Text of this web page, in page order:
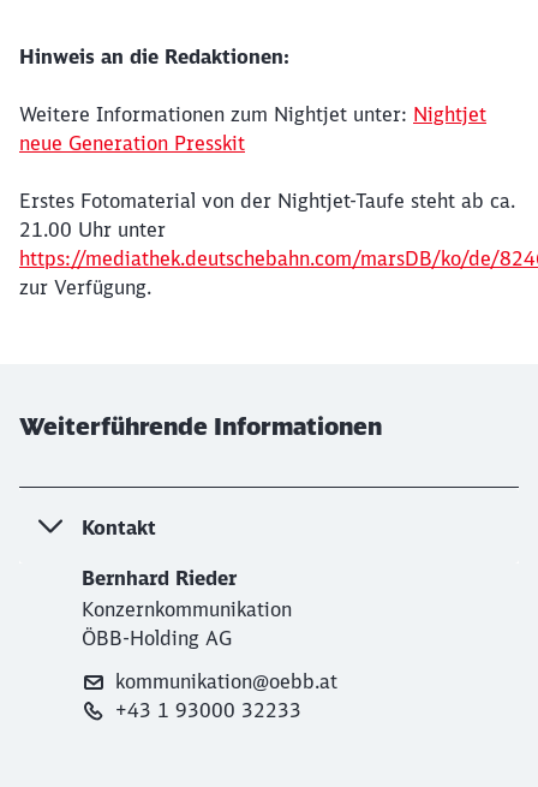
Hinweis an die Redaktionen:
Weitere Informationen zum Nightjet unter: Nightjet
neue Generation Presskit
Erstes Fotomaterial von der Nightjet-Taufe steht ab ca.
21.00 Uhr unter
https://mediathek.deutschebahn.com/marsDB/ko/de/
zur Verfügung.
Weiterführende Informationen
Kontakt
Bernhard Rieder
Konzernkommunikation
ÖBB-Holding AG
kommunikation@oebb.at
+43 1 93000 32233